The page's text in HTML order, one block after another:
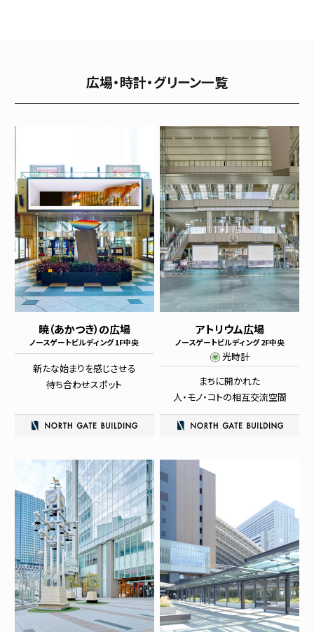
広場・時計・グリーン一覧
暁（あかつき）の広場
ノースゲートビルディング 1F中央
新たな始まりを感じさせる
待ち合わせスポット
アトリウム広場
ノースゲートビルディング 2F中央
光時計
まちに開かれた
人・モノ・コトの相互交流空間